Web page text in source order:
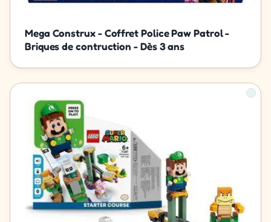
Mega Construx - Coffret Police Paw Patrol -
Briques de contruction - Dès 3 ans